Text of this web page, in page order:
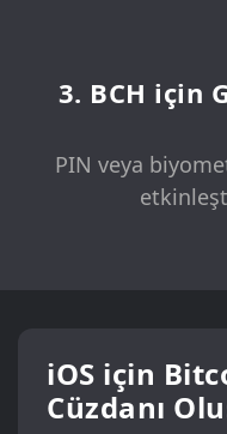
3. BCH için
PIN veya
iOS için
Cüzdanı